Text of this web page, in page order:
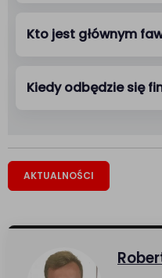
Kto jest głównym
Kiedy odbędzie się
AKTUALNOŚCI